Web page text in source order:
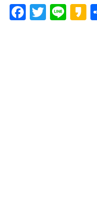
F T Li K